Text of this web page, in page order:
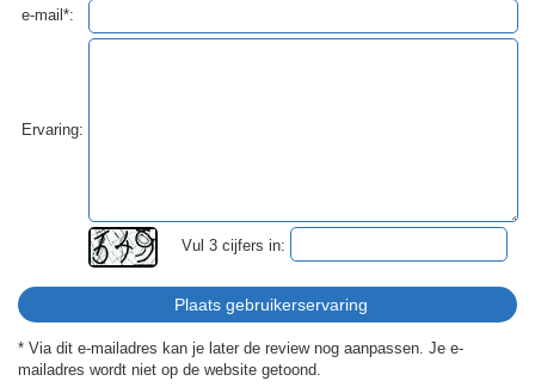
e-mail*:
Ervaring:
Vul 3 cijfers in:
* Via dit e-mailadres kan je later de review nog aanpassen. Je e-
mailadres wordt niet op de website getoond.